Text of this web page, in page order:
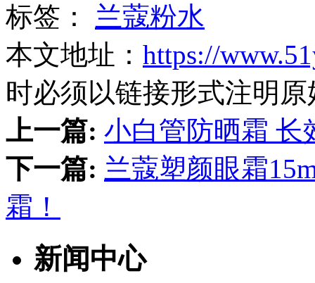
标签： 兰蔻粉水
本文地址： https://
时必须以链接形式注明
上一篇: 小白管防晒霜 长
下一篇: 兰蔻塑颜眼霜
霜！
新闻中心